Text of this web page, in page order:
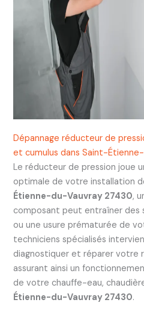
Dépannage réducteur de
et cumulus dans Saint-
Le réducteur de pression joue
optimale de votre installation
Étienne-du-Vauvray 27430,
composant peut entraîner des
ou une usure prématurée de
techniciens spécialisés
diagnostiquer et réparer votre
assurant ainsi un
de votre chauffe-eau,
Étienne-du-Vauvray 27430.